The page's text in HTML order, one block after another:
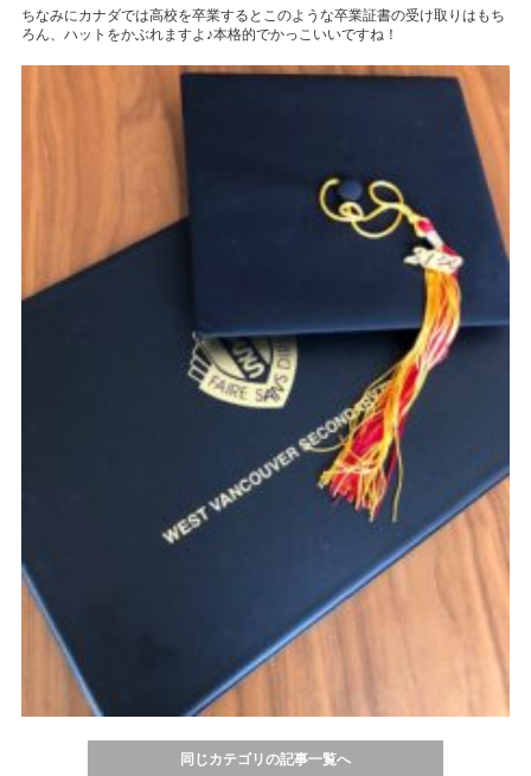
ちなみにカナダでは高校を卒業するとこのような卒業証書の受け取りはもち
ろん、ハットをかぶれますよ♪本格的でかっこいいですね！
同じカテゴリの記事一覧へ